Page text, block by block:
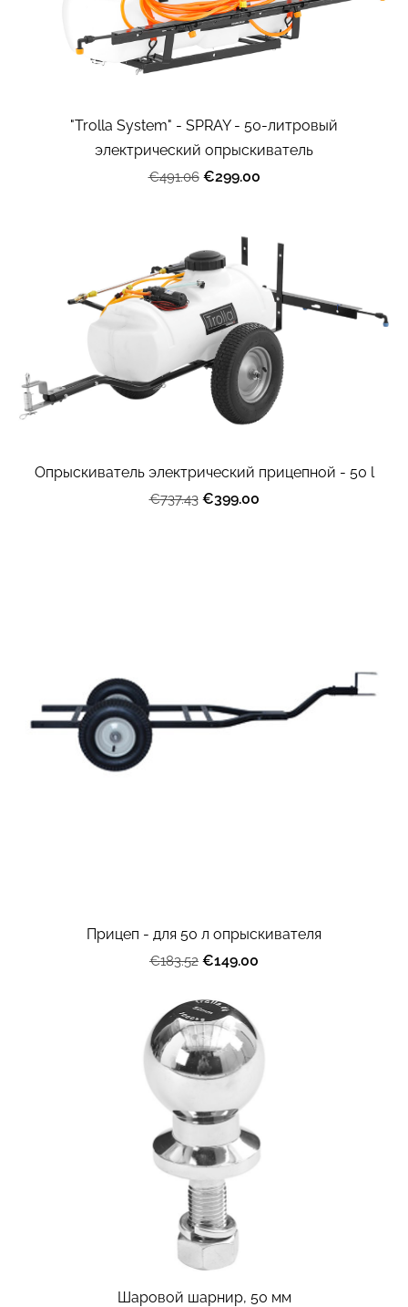
"Trolla System" - SPRAY - 50-литровый
электрический опрыскиватель
€491.06 €299.00
Опрыскиватель электрический прицепной - 50 l
€737.43 €399.00
Прицеп - для 50 л опрыскивателя
€183.52 €149.00
Шаровой шарнир, 50 мм